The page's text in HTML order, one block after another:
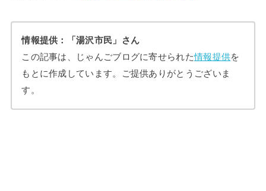
情報提供：「湯沢市民」さん
この記事は、じゃんごブログに寄せられた情報提供を
もとに作成しています。ご提供ありがとうございま
す。